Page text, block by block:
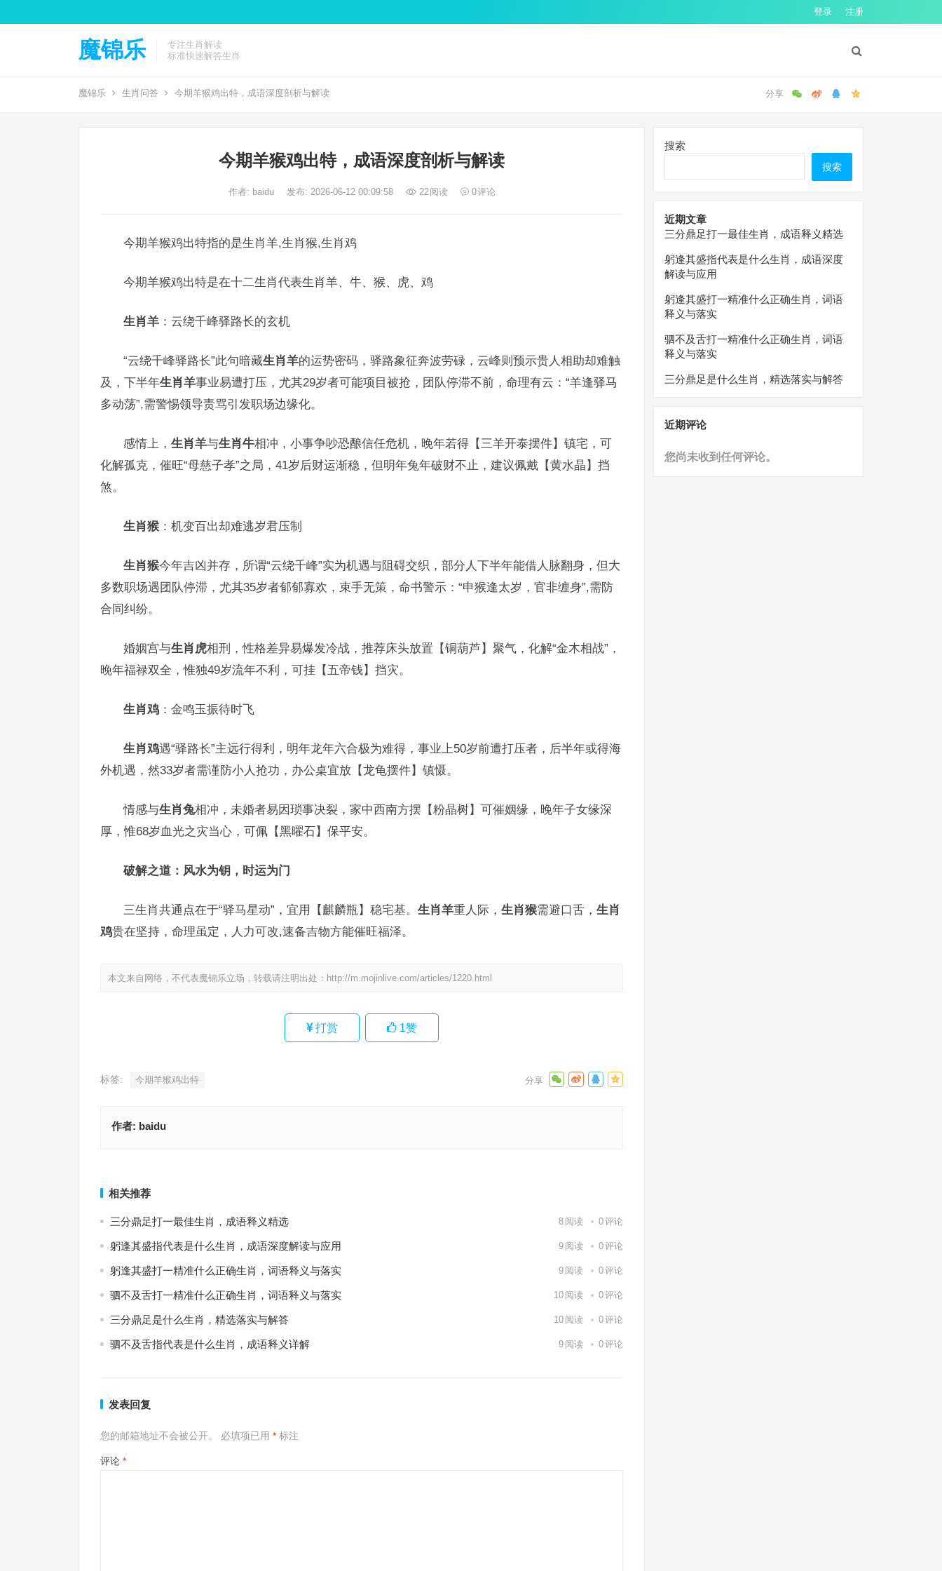
登录 注册
魔锦乐
专注生肖解读
标准快速解答生肖
魔锦乐 生肖问答 今期羊猴鸡出特，成语深度剖析与解读
今期羊猴鸡出特，成语深度剖析与解读
作者: baidu 发布: 2026-06-12 00:09:58 22阅读 0评论
今期羊猴鸡出特指的是生肖羊,生肖猴,生肖鸡
今期羊猴鸡出特是在十二生肖代表生肖羊、牛、猴、虎、鸡
生肖羊 ：云绕千峰驿路长的玄机
“云绕千峰驿路长”此句暗藏生肖羊的运势密码，驿路象征奔波劳碌，云峰则预示贵人相助却难触
及，下半年生肖羊事业易遭打压，尤其29岁者可能项目被抢，团队停滞不前，命理有云：“羊逢驿马
多动荡”,需警惕领导责骂引发职场边缘化。
感情上， 生肖羊与生肖牛相冲，小事争吵恐酿信任危机，晚年若得【三羊开泰摆件】镇宅，可
化解孤克，催旺“母慈子孝”之局，41岁后财运渐稳，但明年兔年破财不止，建议佩戴【黄水晶】挡
煞。
生肖猴 ：机变百出却难逃岁君压制
生肖猴今年吉凶并存，所谓“云绕千峰”实为机遇与阻碍交织，部分人下半年能借人脉翻身，但大
多数职场遇团队停滞，尤其35岁者郁郁寡欢，束手无策，命书警示：“申猴逢太岁，官非缠身”,需防
合同纠纷。
婚姻宫与生肖虎相刑，性格差异易爆发冷战，推荐床头放置【铜葫芦】聚气，化解“金木相战”，
晚年福禄双全，惟独49岁流年不利，可挂【五帝钱】挡灾。
生肖鸡 ：金鸣玉振待时飞
生肖鸡遇“驿路长”主远行得利，明年龙年六合极为难得，事业上50岁前遭打压者，后半年或得海
外机遇，然33岁者需谨防小人抢功，办公桌宜放【龙龟摆件】镇慑。
情感与生肖兔相冲，未婚者易因琐事决裂，家中西南方摆【粉晶树】可催姻缘，晚年子女缘深
厚，惟68岁血光之灾当心，可佩【黑曜石】保平安。
破解之道：风水为钥，时运为门
三生肖共通点在于“驿马星动”，宜用【麒麟瓶】稳宅基。 生肖羊重人际， 生肖猴需避口舌， 生肖
鸡贵在坚持，命理虽定，人力可改,速备吉物方能催旺福泽。
本文来自网络，不代表魔锦乐立场，转载请注明出处： http://m.mojinlive.com/articles/1220.html
打赏 1赞
标签: 今期羊猴鸡出特
作者: baidu
相关推荐
三分鼎足打一最佳生肖，成语释义精选 8 阅读 0评论
躬逢其盛指代表是什么生肖，成语深度解读与应用 9 阅读 0评论
躬逢其盛打一精准什么正确生肖，词语释义与落实 9 阅读 0评论
驷不及舌打一精准什么正确生肖，词语释义与落实 10 阅读 0评论
三分鼎足是什么生肖，精选落实与解答 10 阅读 0评论
驷不及舌指代表是什么生肖，成语释义详解 9 阅读 0评论
发表回复
您的邮箱地址不会被公开。 必填项已用 * 标注
评论 *
搜索
搜索
近期文章
三分鼎足打一最佳生肖，成语释义精选
躬逢其盛指代表是什么生肖，成语深度
解读与应用
躬逢其盛打一精准什么正确生肖，词语
释义与落实
驷不及舌打一精准什么正确生肖，词语
释义与落实
三分鼎足是什么生肖，精选落实与解答
近期评论
您尚未收到任何评论。